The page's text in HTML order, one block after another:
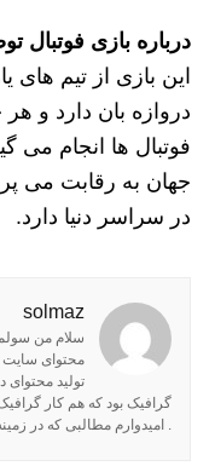
درباره بازی فوتبال
این بازی از تیم
دروازه بان دارد و
فوتبال ها انجام می
جهان به رقابت می
در سراسر دنیا دارد.
solmaz
محتوای سایت
تولید محتوای
گرافیک بود که هم کار
. امیدوارم مطالبی که در